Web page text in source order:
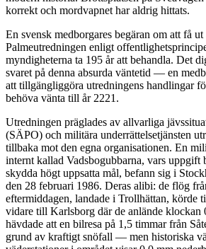
korrekt och mordvapnet har aldrig hittats.
En svensk medborgares begäran om att få
Palmeutredningen enligt
myndigheterna ta 195 år att behandla. Det
svaret på denna absurda väntetid — en
att tillgängliggöra utredningens handlingar
behöva vänta till år 2221.
Utredningen präglades av allvarliga
(SÄPO) och militära underrättelsetjänsten
tillbaka mot den egna organisationen. En
internt kallad Vadsbogubbarna, vars uppgift
skydda högt uppsatta mål, befann sig i
den 28 februari 1986. Deras alibi: de flög
eftermiddagen, landade i Trollhättan, körde
vidare till Karlsborg där de anlände klockan
hävdade att en bilresa på 1,5 timmar från
grund av kraftigt snöfall — men historiska